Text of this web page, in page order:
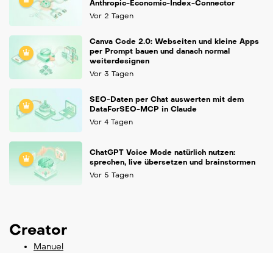
Anthropic-Economic-Index-Connector
Vor 2 Tagen
Canva Code 2.0: Webseiten und kleine Apps
per Prompt bauen und danach normal
weiterdesignen
Vor 3 Tagen
SEO-Daten per Chat auswerten mit dem
DataForSEO-MCP in Claude
Vor 4 Tagen
ChatGPT Voice Mode natürlich nutzen:
sprechen, live übersetzen und brainstormen
Vor 5 Tagen
Creator
Manuel